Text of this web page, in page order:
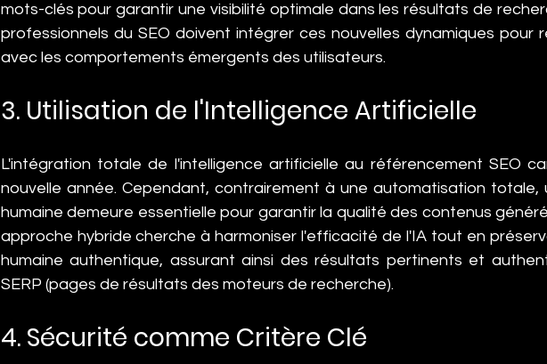
mots-clés pour garantir une visibilité optimale dans les résultats de
professionnels du SEO doivent intégrer ces nouvelles dynamiques pour
avec les comportements émergents des utilisateurs.
3. Utilisation de l'Intelligence Artificielle
L'intégration totale de l'intelligence artificielle au référencement SEO
nouvelle année. Cependant, contrairement à une automatisation totale,
humaine demeure essentielle pour garantir la qualité des contenus
approche hybride cherche à harmoniser l'efficacité de l'IA tout en
humaine authentique, assurant ainsi des résultats pertinents et
SERP (pages de résultats des moteurs de recherche).
4. Sécurité comme Critère Clé